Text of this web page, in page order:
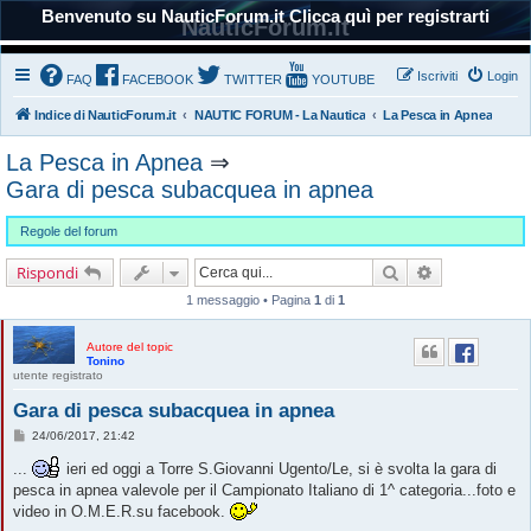
Benvenuto su NauticForum.it Clicca quì per registrarti
NauticForum.it
FAQ FACEBOOK TWITTER YOUTUBE Login
Iscriviti
Indice di NauticForum.it NAUTIC FORUM - La Nautica La Pesca in Apnea
La Pesca in Apnea ⇒
Gara di pesca subacquea in apnea
Regole del forum
Rispondi Cerca
1 messaggio • Pagina 1 di 1
Autore del topic
Tonino
utente registrato
Gara di pesca subacquea in apnea
M
a
g
g
24/06/2017, 21:42
...
ieri ed oggi a Torre S.Giovanni Ugento/Le, si è svolta la gara di
pesca in apnea valevole per il Campionato Italiano di 1^ categoria...foto e
video in O.M.E.R.su facebook.